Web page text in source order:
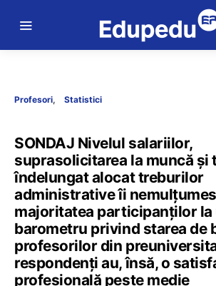
Profesori Statistici
SONDAJ Nivelul salariilor,
suprasolicitarea la muncă și
îndelungat alocat treburilor
administrative îi
majoritatea participanților la
barometru privind starea de
profesorilor din
respondenți au, însă, o
profesională peste medie